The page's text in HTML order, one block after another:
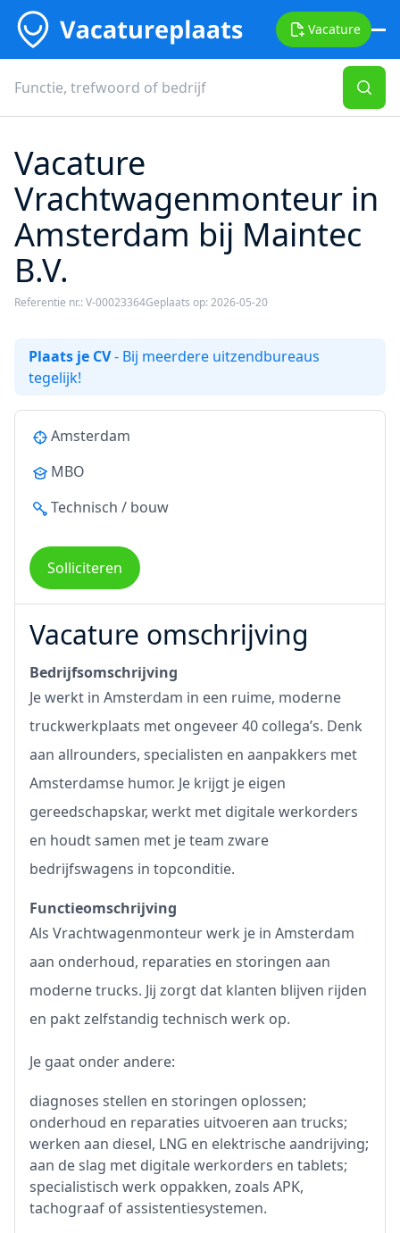
Vacature
Vacature
Vrachtwagenmonteur in
Amsterdam bij Maintec
B.V.
Referentie nr.: V-00023364Geplaats op: 2026-05-20
Plaats je CV- Bij meerdere uitzendbureaus
tegelijk!
Amsterdam
MBO
Technisch / bouw
Solliciteren
Vacature omschrijving
Bedrijfsomschrijving
Je werkt in Amsterdam in een ruime, moderne
truckwerkplaats met ongeveer 40 collega’s. Denk
aan allrounders, specialisten en aanpakkers met
Amsterdamse humor. Je krijgt je eigen
gereedschapskar, werkt met digitale werkorders
en houdt samen met je team zware
bedrijfswagens in topconditie.
Functieomschrijving
Als Vrachtwagenmonteur werk je in Amsterdam
aan onderhoud, reparaties en storingen aan
moderne trucks. Jij zorgt dat klanten blijven rijden
en pakt zelfstandig technisch werk op.
Je gaat onder andere:
diagnoses stellen en storingen oplossen;
onderhoud en reparaties uitvoeren aan trucks;
werken aan diesel, LNG en elektrische aandrijving;
aan de slag met digitale werkorders en tablets;
specialistisch werk oppakken, zoals APK,
tachograaf of assistentiesystemen.